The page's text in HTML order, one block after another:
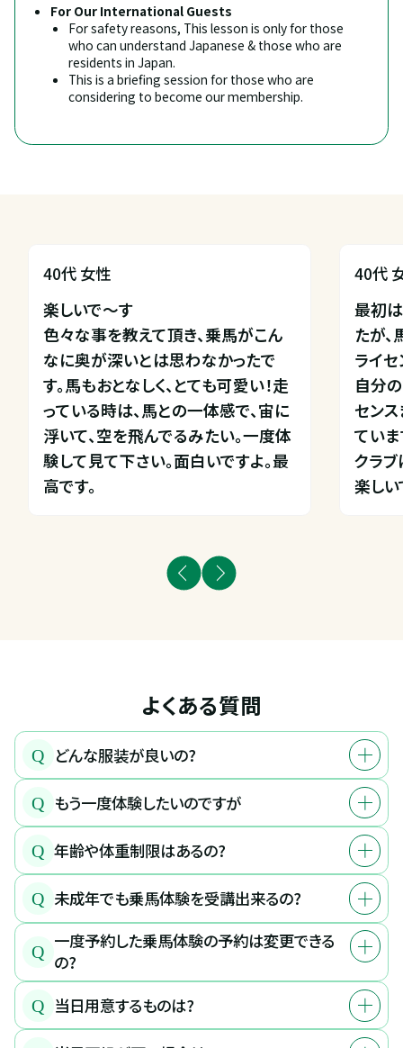
For Our International Guests
For safety reasons, This lesson is only for those
who can understand Japanese & those who are
residents in Japan.
This is a briefing session for those who are
considering to become our membership.
40代 女性
楽しいで〜す
色々な事を教えて頂き、乗馬がこん
なに奥が深いとは思わなかったで
す。馬もおとなしく、とても可愛い！走
っている時は、馬との一体感で、宙に
浮いて、空を飛んでるみたい。一度体
験して見て下さい。面白いですよ。最
高です。
40代
最初
たが
ライセ
自分
セン
ていま
クラ
楽しい
よくある質問
Q どんな服装が良いの?
Q もう一度体験したいのですが
Q 年齢や体重制限はあるの?
Q 未成年でも乗馬体験を受講出来るの?
Q 一度予約した乗馬体験の予約は変更できる
の?
Q 当日用意するものは?